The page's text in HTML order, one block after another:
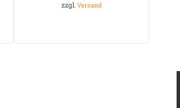
zzgl.Versand